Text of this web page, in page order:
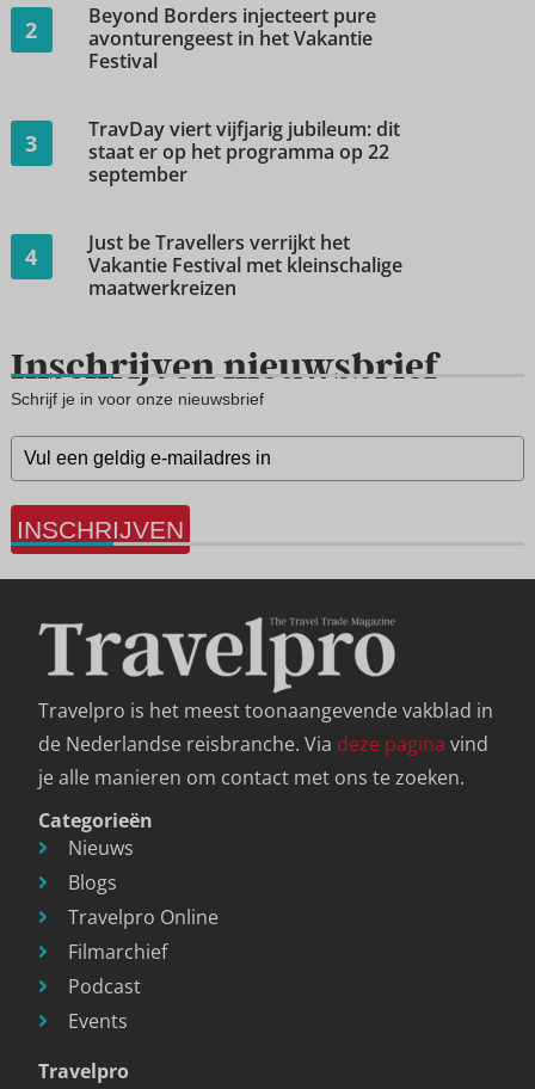
2
Beyond Borders injecteert pure
avonturengeest in het Vakantie
Festival
3
TravDay viert vijfjarig jubileum: dit
staat er op het programma op 22
september
4
Just be Travellers verrijkt het
Vakantie Festival met kleinschalige
maatwerkreizen
Inschrijven nieuwsbrief
Schrijf je in voor onze nieuwsbrief
INSCHRIJVEN
Travelpro is het meest toonaangevende vakblad in
de Nederlandse reisbranche. Via deze pagina vind
je alle manieren om contact met ons te zoeken.
Categorieën
Nieuws
Blogs
Travelpro Online
Filmarchief
Podcast
Events
Travelpro